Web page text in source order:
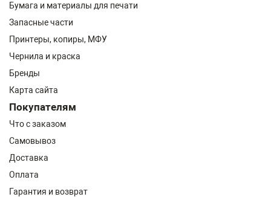
Бумага и материалы для печати
Запасные части
Принтеры, копиры, МФУ
Чернила и краска
Бренды
Карта сайта
Покупателям
Что с заказом
Самовывоз
Доставка
Оплата
Гарантия и возврат